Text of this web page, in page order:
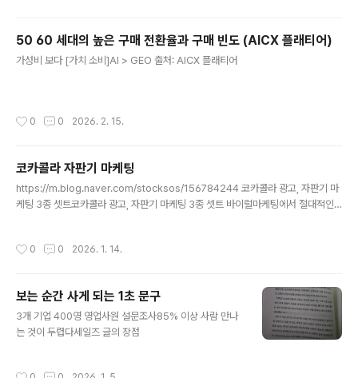
50 60 세대의 높은 구매 전환율과 구매 빈도 (AICX 플래티어)
가성비 보다 [가치 소비]AI > GEO 출처: AICX 플래티어
0 0 2026. 2. 15.
코카콜라 자판기 마케팅
https://m.blog.naver.com/stocksos/156784244 코카콜라 광고, 자판기 마
케팅 3종 셋트코카콜라 광고, 자판기 마케팅 3종 셋트 바이럴마케팅에서 절대적인
할까사물인터넷(IoT)으로 모든 다바이스에 센서가 연결되면서 데이터가 폭증하고
0 0 2026. 1. 14.
보는 순간 사게 되는 1초 문구
3개 기업 400영 영업사원 설문조사85% 이상 사람 만나
는 것이 두렵다세일즈 글의 장점